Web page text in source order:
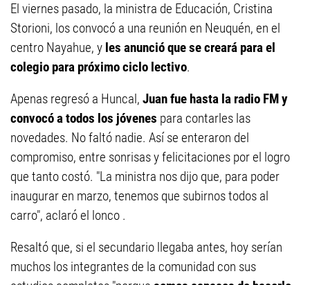
El viernes pasado, la ministra de Educación, Cristina
Storioni, los convocó a una reunión en Neuquén, en el
centro Nayahue, y les anunció que se creará para el
colegio para próximo ciclo lectivo.
Apenas regresó a Huncal, Juan fue hasta la radio FM y
convocó a todos los jóvenes para contarles las
novedades. No faltó nadie. Así se enteraron del
compromiso, entre sonrisas y felicitaciones por el logro
que tanto costó. "La ministra nos dijo que, para poder
inaugurar en marzo, tenemos que subirnos todos al
carro", aclaró el lonco .
Resaltó que, si el secundario llegaba antes, hoy serían
muchos los integrantes de la comunidad con sus